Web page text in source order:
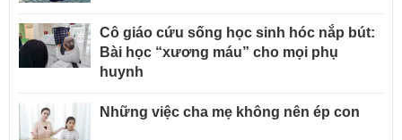
Cô giáo cứu sống học sinh hóc nắp bút:
Bài học “xương máu” cho mọi phụ
huynh
Những việc cha mẹ không nên ép con